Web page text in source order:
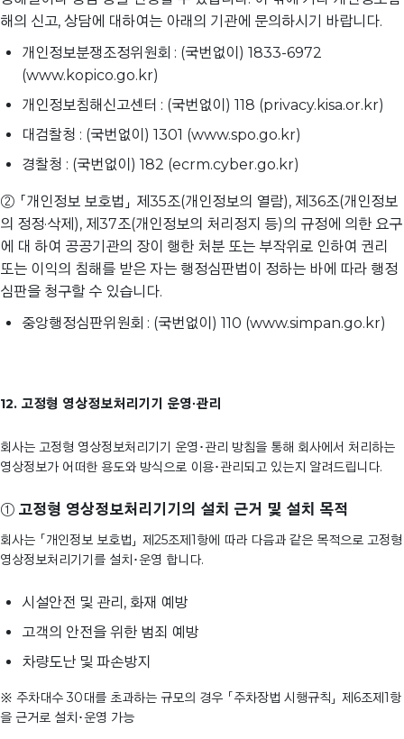
해의 신고, 상담에 대하여는 아래의 기관에 문의하시기 바랍니다.
개인정보분쟁조정위원회 : (국번없이) 1833-6972
(www.kopico.go.kr)
개인정보침해신고센터 : (국번없이) 118 (privacy.kisa.or.kr)
대검찰청 : (국번없이) 1301 (www.spo.go.kr)
경찰청 : (국번없이) 182 (ecrm.cyber.go.kr)
② 「개인정보 보호법」 제35조(개인정보의 열람), 제36조(개인정보
의 정정·삭제), 제37조(개인정보의 처리정지 등)의 규정에 의한 요구
에 대 하여 공공기관의 장이 행한 처분 또는 부작위로 인하여 권리
또는 이익의 침해를 받은 자는 행정심판법이 정하는 바에 따라 행정
심판을 청구할 수 있습니다.
중앙행정심판위원회 : (국번없이) 110 (www.simpan.go.kr)
12. 고정형 영상정보처리기기 운영∙관리
회사는 고정형 영상정보처리기기 운영･관리 방침을 통해 회사에서 처리하는
영상정보가 어떠한 용도와 방식으로 이용･관리되고 있는지 알려드립니다.
① 고정형 영상정보처리기기의 설치 근거 및 설치 목적
회사는 「개인정보 보호법」 제25조제1항에 따라 다음과 같은 목적으로 고정형
영상정보처리기기를 설치･운영 합니다.
시설안전 및 관리, 화재 예방
고객의 안전을 위한 범죄 예방
차량도난 및 파손방지
※ 주차대수 30대를 초과하는 규모의 경우 「주차장법 시행규칙」 제6조제1항
을 근거로 설치･운영 가능